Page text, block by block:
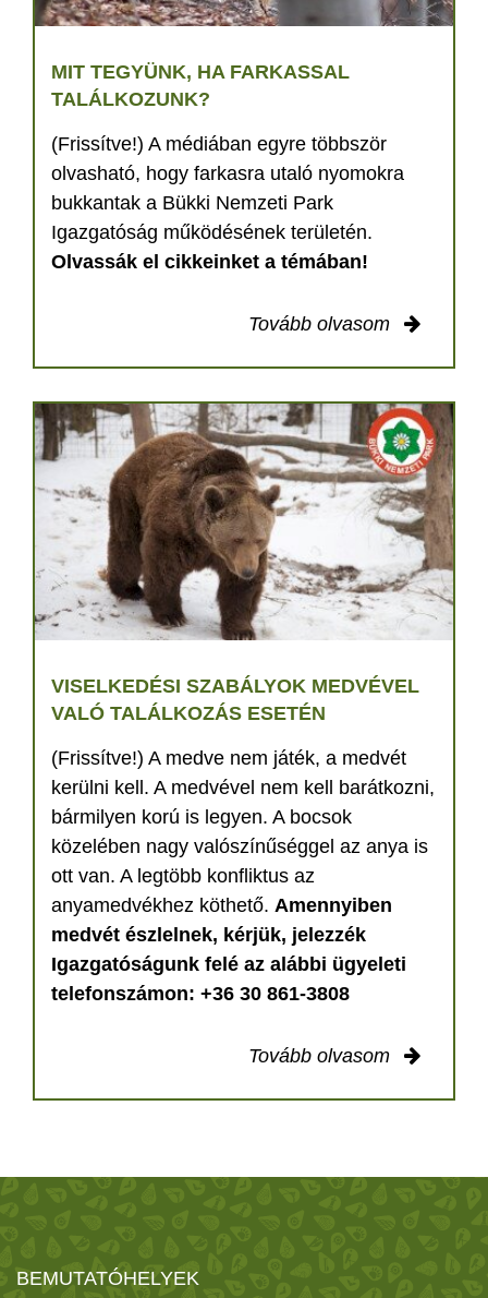
MIT TEGYÜNK, HA FARKASSAL
TALÁLKOZUNK?
(Frissítve!) A médiában egyre többször
olvasható, hogy farkasra utaló nyomokra
bukkantak a Bükki Nemzeti Park
Igazgatóság működésének területén.
Olvassák el cikkeinket a témában!
Tovább olvasom
VISELKEDÉSI SZABÁLYOK MEDVÉVEL
VALÓ TALÁLKOZÁS ESETÉN
(Frissítve!) A medve nem játék, a medvét
kerülni kell. A medvével nem kell barátkozni,
bármilyen korú is legyen. A bocsok
közelében nagy valószínűséggel az anya is
ott van. A legtöbb konfliktus az
anyamedvékhez köthető. Amennyiben
medvét észlelnek, kérjük, jelezzék
Igazgatóságunk felé az alábbi ügyeleti
telefonszámon: +36 30 861-3808
Tovább olvasom
BEMUTATÓHELYEK